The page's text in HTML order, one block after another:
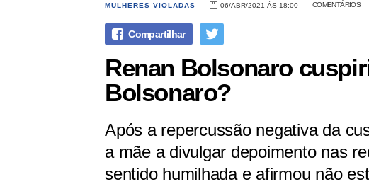
MULHERES VIOLADAS 06/ABR/2021 ÀS 18:00 COMENTÁRIOS
Renan Bolsonaro
Bolsonaro?
Após a repercussão negativa da
a mãe a divulgar depoimento nas
sentido humilhada e afirmou não